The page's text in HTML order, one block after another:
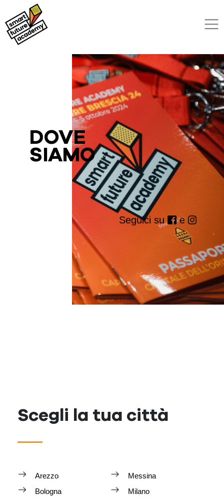
DOVE
SIAMO
Seguici su e
Scegli la tua città
Arezzo
Bologna
Messina
Milano